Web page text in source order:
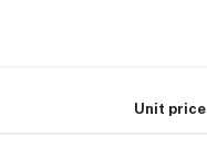
Unit price